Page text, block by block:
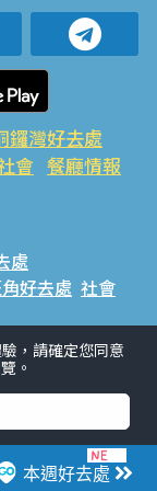
本週好去處
鑼灣好去處
會 餐廳情報
處
好去處 社會
話
#著數 #網絡熱話
濟日報版權所有©2026
，請確定您同意
。